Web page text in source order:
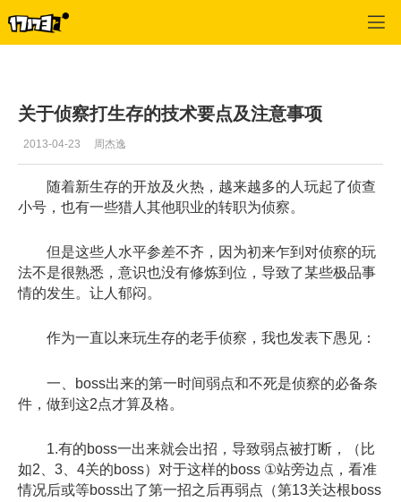
关于侦察打生存的技术要点及注意事项
2013-04-23 周杰逸
随着新生存的开放及火热，越来越多的人玩起了侦查
小号，也有一些猎人其他职业的转职为侦察。
但是这些人水平参差不齐，因为初来乍到对侦察的玩
法不是很熟悉，意识也没有修炼到位，导致了某些极品事
情的发生。让人郁闷。
作为一直以来玩生存的老手侦察，我也发表下愚见：
一、boss出来的第一时间弱点和不死是侦察的必备条
件，做到这2点才算及格。
1.有的boss一出来就会出招，导致弱点被打断，（比
如2、3、4关的boss）对于这样的boss ①站旁边点，看准
情况后或等boss出了第一招之后再弱点（第13关达根boss